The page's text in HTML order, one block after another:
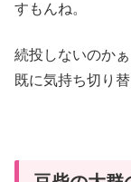
すもんね。
続投しないのか
既に気持ち切り